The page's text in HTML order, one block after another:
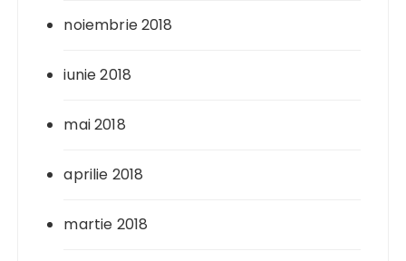
noiembrie 2018
iunie 2018
mai 2018
aprilie 2018
martie 2018